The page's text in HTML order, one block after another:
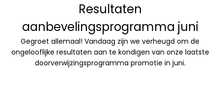
Merken Galerij
Merkselectie
Resultaten
aanbevelingsprogramma juni
Gegroet allemaal! Vandaag zijn we verheugd om de
ongelooflijke resultaten aan te kondigen van onze laatste
doorverwijzingsprogramma promotie in juni.